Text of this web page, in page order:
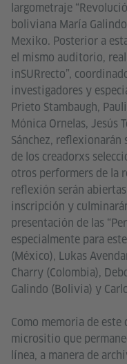
largometraje
boliviana María
Mexiko. Posterior a
el mismo auditorio,
inSURrecto”,
investigadores y
Prieto Stambaugh,
Mónica Ornelas, Jesús
Sánchez, reflexionarán
de los creadorxs
otros performers de la
reflexión serán
inscripción y
presentación de las
especialmente para
(México), Lukas
Charry (Colombia),
Galindo (Bolivia) y
Como memoria de
micrositio que
línea, a manera de